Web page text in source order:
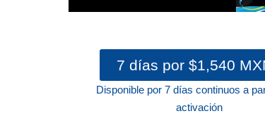
7 días por $1,540
Disponible por 7 días continuos a
activación